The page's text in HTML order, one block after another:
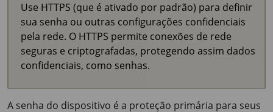
Use HTTPS (que é ativado por padrão) para definir
sua senha ou outras configurações confidenciais
pela rede. O HTTPS permite conexões de rede
seguras e criptografadas, protegendo assim dados
confidenciais, como senhas.
A senha do dispositivo é a proteção primária para seus